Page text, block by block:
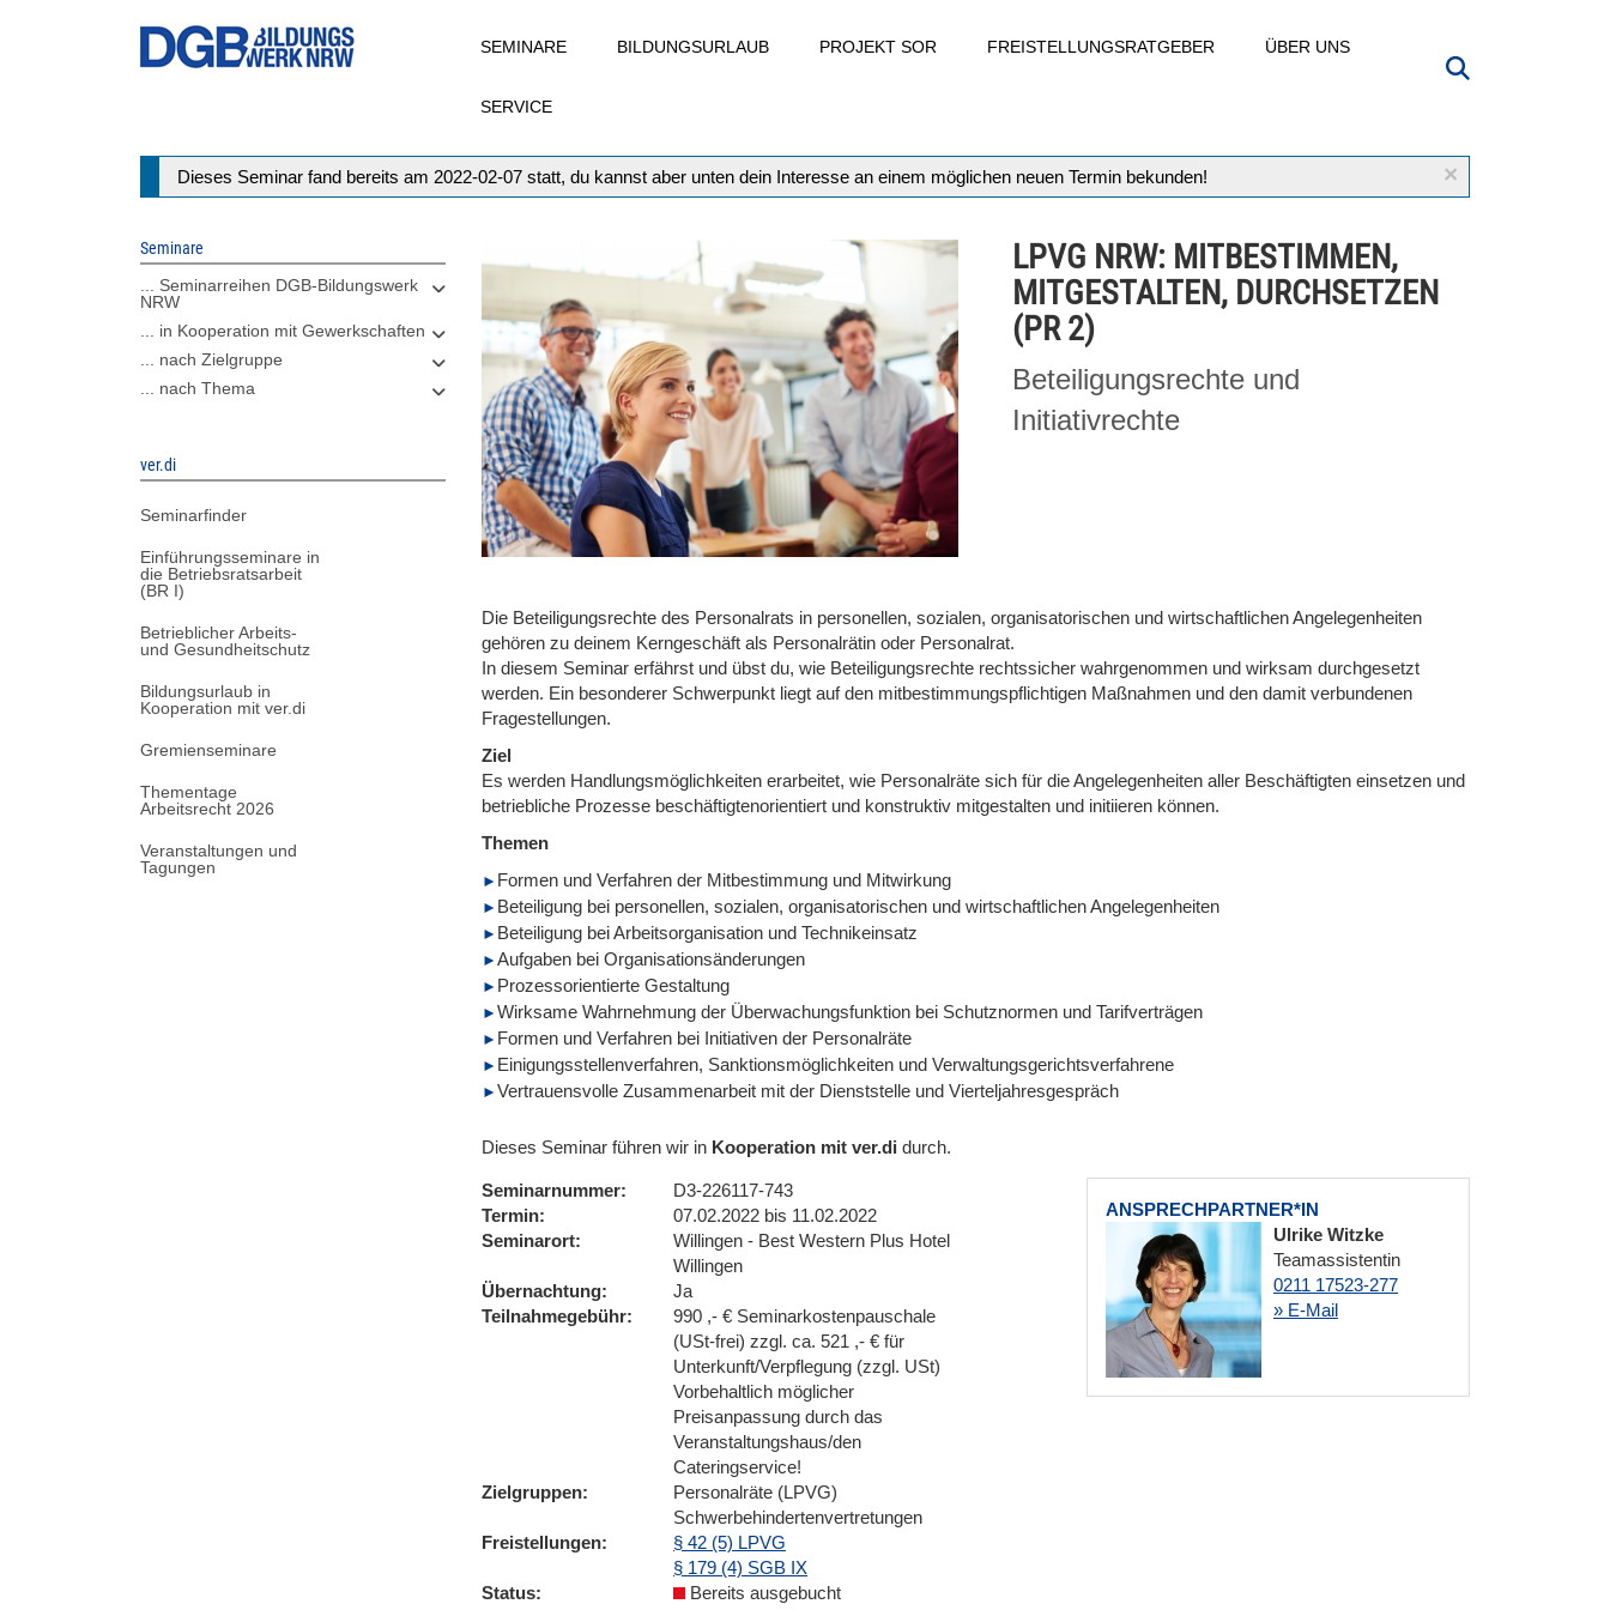
SEMINARE BILDUNGSURLAUB PROJEKT SOR FREISTELLUNGSRATGEBER ÜBER UNS
SERVICE
×
Statusmeldung
Dieses Seminar fand bereits am 2022-02-07 statt, du kannst aber unten dein Interesse an einem möglichen neuen Termin bekunden!
Seminare
... Seminarreihen DGB-Bildungswerk
NRW
... in Kooperation mit Gewerkschaften
... nach Zielgruppe
... nach Thema
ver.di
Seminarfinder
Einführungsseminare in
die Betriebsratsarbeit
(BR I)
Betrieblicher Arbeits-
und Gesundheitschutz
Bildungsurlaub in
Kooperation mit ver.di
Gremienseminare
Thementage
Arbeitsrecht 2026
Veranstaltungen und
Tagungen
LPVG NRW: MITBESTIMMEN,
MITGESTALTEN, DURCHSETZEN
(PR 2)
Beteiligungsrechte und
Initiativrechte
Die Beteiligungsrechte des Personalrats in personellen, sozialen, organisatorischen und wirtschaftlichen Angelegenheiten
gehören zu deinem Kerngeschäft als Personalrätin oder Personalrat.
In diesem Seminar erfährst und übst du, wie Beteiligungsrechte rechtssicher wahrgenommen und wirksam durchgesetzt
werden. Ein besonderer Schwerpunkt liegt auf den mitbestimmungspflichtigen Maßnahmen und den damit verbundenen
Fragestellungen.
Ziel
Es werden Handlungsmöglichkeiten erarbeitet, wie Personalräte sich für die Angelegenheiten aller Beschäftigten einsetzen und
betriebliche Prozesse beschäftigtenorientiert und konstruktiv mitgestalten und initiieren können.
Themen
Formen und Verfahren der Mitbestimmung und Mitwirkung
Beteiligung bei personellen, sozialen, organisatorischen und wirtschaftlichen Angelegenheiten
Beteiligung bei Arbeitsorganisation und Technikeinsatz
Aufgaben bei Organisationsänderungen
Prozessorientierte Gestaltung
Wirksame Wahrnehmung der Überwachungsfunktion bei Schutznormen und Tarifverträgen
Formen und Verfahren bei Initiativen der Personalräte
Einigungsstellenverfahren, Sanktionsmöglichkeiten und Verwaltungsgerichtsverfahrene
Vertrauensvolle Zusammenarbeit mit der Dienststelle und Vierteljahresgespräch
Dieses Seminar führen wir in Kooperation mit ver.di durch.
ANSPRECHPARTNER*IN
Ulrike Witzke
Teamassistentin
0211 17523-277
» E-Mail
Seminarnummer
D3-226117-743
Termin
07.02.2022 bis 11.02.2022
Seminarort
Willingen - Best Western Plus Hotel
Willingen
Übernachtung
Ja
Teilnahmegebühr
990 ,- € Seminarkostenpauschale
(USt-frei) zzgl. ca. 521 ,- € für
Unterkunft/Verpflegung (zzgl. USt)
Vorbehaltlich möglicher
Preisanpassung durch das
Veranstaltungshaus/den
Cateringservice!
Zielgruppen
Personalräte (LPVG)
Schwerbehindertenvertretungen
Freistellungen
§ 42 (5) LPVG
§ 179 (4) SGB IX
Status
Bereits ausgebucht